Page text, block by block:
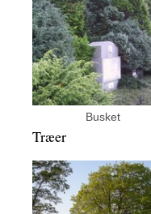
Busket
Træer